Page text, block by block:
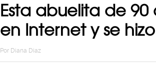
Esta abuelita de 90
en Internet y se hizo
Por Diana Diaz